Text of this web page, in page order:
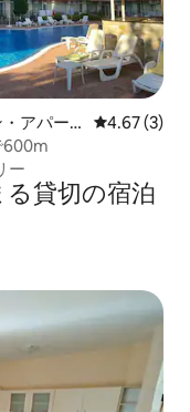
アパー
レビュー3
4.67 (3)
600m
ー
貸切の宿泊